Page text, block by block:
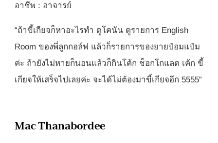
อาชีพ : อาจารย์
“ถ้าขี้เกียจก็หาอะไรทำ ดูโคนัน ดูรายการ English
Room ของพี่ลูกกอล์ฟ แล้วก็รายการของยายป๋อมแป๋ม
ค่ะ ถ้ายังไม่หายก็นอนแล้วก็กินโค้ก ช็อกโกแลต เค้ก ขี้
เกียจให้เสร็จไปเลยค่ะ จะได้ไม่ต้องมาขี้เกียจอีก 5555”
Mac Thanabordee